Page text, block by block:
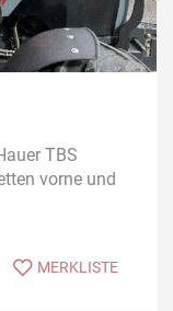
TBS
vorne und
MERKLISTE